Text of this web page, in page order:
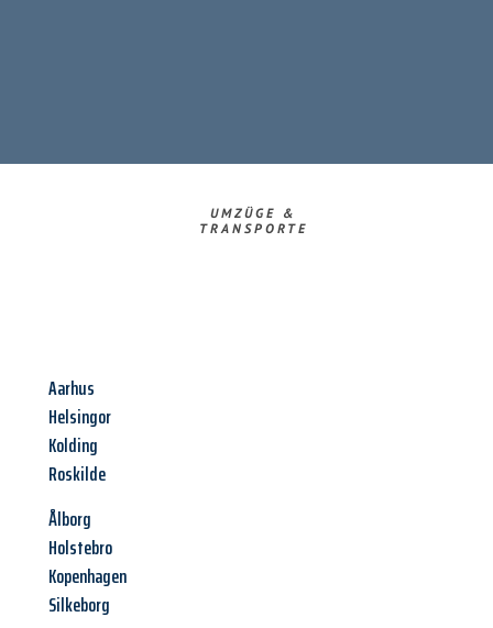
UMZÜGE &
TRANSPORTE
Aarhus
Helsingor
Kolding
Roskilde
Ålborg
Holstebro
Kopenhagen
Silkeborg